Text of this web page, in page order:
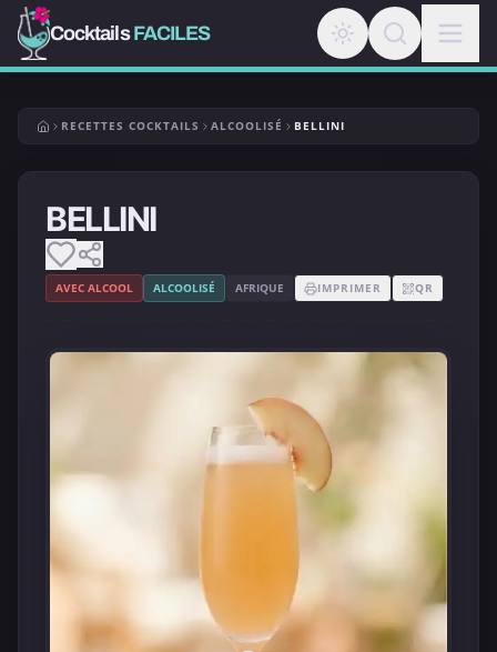
CocktailsFACILES
RECETTES COCKTAILS ALCOOLISÉ BELLINI
BELLINI
AVEC ALCOOL ALCOOLISÉ AFRIQUE IMPRIMER QR